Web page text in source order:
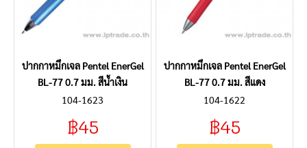
ปากกาหมึกเจล Pentel EnerGel
BL-77 0.7 มม. สีน้ำเงิน
104-1623
฿45
ปากกาหมึกเจล Pentel EnerGel
BL-77 0.7 มม. สีแดง
104-1622
฿45